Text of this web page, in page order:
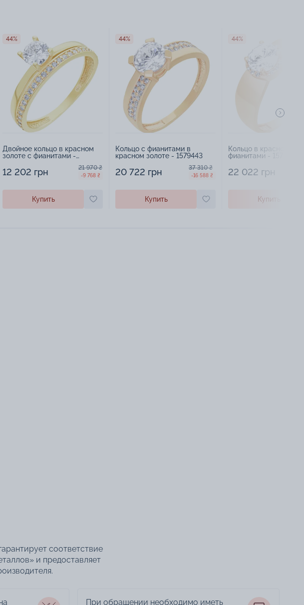
44%
Двойное кольцо в красном
золоте с фианитами -
12 202 грн 21 970 ₴
-9 768 ₴
Купить
44%
Кольцо с фианитами в
красном золоте - 1579443
20 722 грн 37 310 ₴
-16 588 ₴
Купить
44%
Кольцо в красном
фианитами - 1579450
22 022 грн
Купить
соответствие
и предоставляет
При обращении необходимо иметь